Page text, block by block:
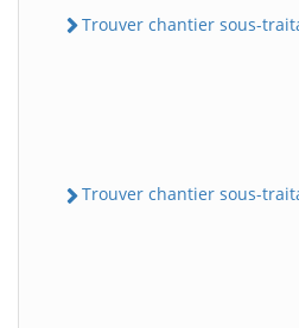
Trouver chantier sous-
Trouver chantier sous-